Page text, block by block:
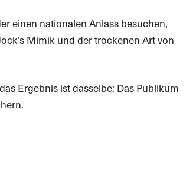
einen nationalen Anlass besuchen,
Mimik und der trockenen Art von
Ergebnis ist dasselbe: Das Publikum